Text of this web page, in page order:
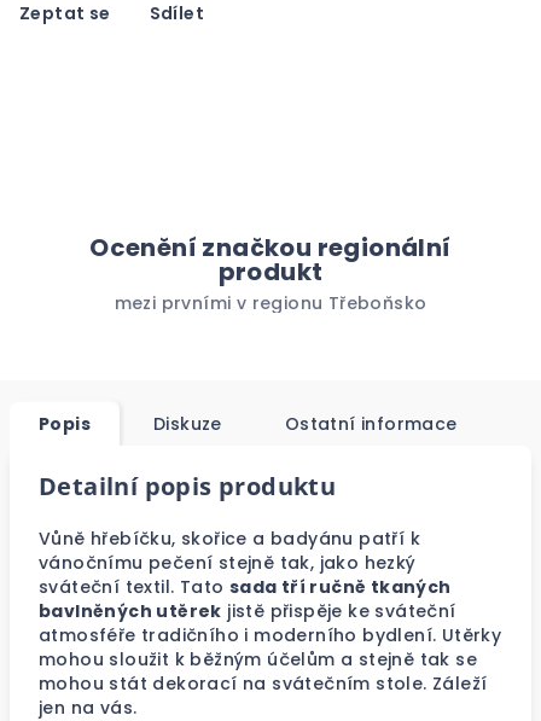
Zeptat se Sdílet
Ocenění značkou regionální
produkt
mezi prvními v regionu Třeboňsko
Popis Diskuze Ostatní informace
Detailní popis produktu
Vůně hřebíčku, skořice a badyánu patří k
vánočnímu pečení stejně tak, jako hezký
sváteční textil. Tato sada tří ručně tkaných
bavlněných utěrek jistě přispěje ke sváteční
atmosféře tradičního i moderního bydlení. Utěrky
mohou sloužit k běžným účelům a stejně tak se
mohou stát dekorací na svátečním stole. Záleží
jen na vás.